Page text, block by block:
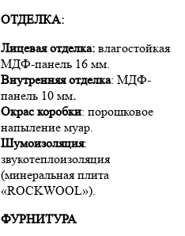
ОТДЕЛКА:
Лицевая отделка:влагостойкая
МДФ-панель 16 мм.
Внутренняя отделка: МДФ-
панель 10 мм.
Окрас коробки: порошковое
напыление муар.
Шумоизоляция:
звукотеплоизоляция
(минеральная плита
«ROCKWOOL»).
ФУРНИТУРА